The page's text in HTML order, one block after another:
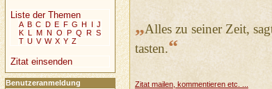
„Alles zu seiner Zeit,
tasten.“
Zitat mailen, kommentieren etc. ...
Liste der Themen
A B C D E F G H I J
K L M N O P Q R S
T U V W X Y Z
Zitat einsenden
Benutzeranmeldung